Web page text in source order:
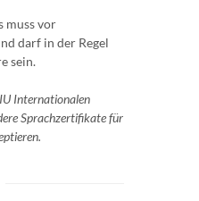
muss vor
darf in der Regel
sein.
Internationalen
Sprachzertifikate für